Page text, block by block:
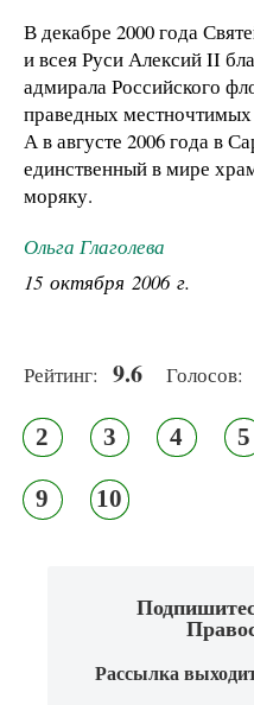
В декабре 2000 года
и всея Руси Алексий II
адмирала Российского
праведных
А в августе 2006 года в
единственный в мире
моряку.
Ольга Глаголева
15 октября 2006 г.
Рейтинг: 9.6 Голосов:
2 3 4 5
9 10
Рассылка